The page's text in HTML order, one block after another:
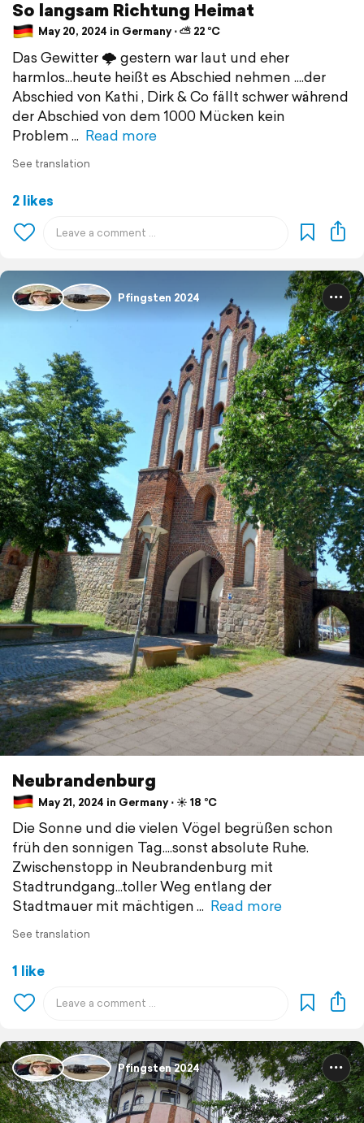
So langsam Richtung Heimat
May 20, 2024 in Germany ⋅ ⛅ 22 °C
Das Gewitter 🌩 gestern war laut und eher
harmlos...heute heißt es Abschied nehmen ....der
Abschied von Kathi , Dirk & Co fällt schwer während
der Abschied von dem 1000 Mücken kein
Problem
Read more
See translation
2 likes
Pfingsten 2024
Neubrandenburg
May 21, 2024 in Germany ⋅ ☀️ 18 °C
Die Sonne und die vielen Vögel begrüßen schon
früh den sonnigen Tag....sonst absolute Ruhe.
Zwischenstopp in Neubrandenburg mit
Stadtrundgang...toller Weg entlang der
Stadtmauer mit mächtigen
Read more
See translation
1 like
Pfingsten 2024